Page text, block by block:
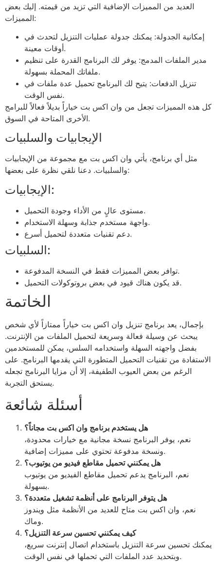
العديد من المميزات الإضافية التي تزيد من قيمته. إليك بعض
المميزات:
إمكانية الجدولة: يمكنك جدولة عمليات التنزيل لتحدث في
أوقات معينة.
مدير الملفات المدمج: يوفر لك البرنامج القدرة على تنظيم
ملفاتك المحملة بسهولة.
تنزيل الدفعات: يتيح لك البرنامج تحميل عدة ملفات في
نفس الوقت.
كل هذه المميزات تجعل من وان اكس بت خياراً بديلاً فعالاً للبرامج
الأخرى المتاحة في السوق.
الإيجابيات والسلبيات
مثل أي برنامج، يأتي وان اكس بت مع مجموعة من الإيجابيات
والسلبيات. دعنا نلقي نظرة على بعضها:
الإيجابيات:
مستوى عالٍ من الأداء وجودة التحميل.
واجهة مستخدم جذابة وسهلة الاستخدام.
دعم تقنيات متعددة لتحميل أسرع.
السلبيات:
توافر بعض المميزات فقط في النسخة المدفوعة.
قد يكون هناك قيود في بعض بروتوكولات التحميل.
الخاتمة
بإجمال، يعد برنامج تنزيل وان اكس بت خياراً ممتازاً لأي شخص
يبحث عن وسيلة فعالة وسريعة لتحميل الملفات من الإنترنت.
بفضل واجهته السهلة واستخدامه السلس، يمكن للمستخدمين
الاستفادة من تقنيات التحميل المتطورة التي يقدمها البرنامج. على
الرغم من بعض العيوب الطفيفة، إلا أن مزايا البرنامج تجعله
يستحق التجربة.
أسئلة شائعة
هل يستخدم برنامج وان اكس بت مجاناً؟
نعم، يوفر البرنامج نسخة مجانية مع خيارات محدودة،
ونسخة مدفوعة تحتوي على مميزات إضافية.
هل يمكنني تحميل مقاطع فيديو من يوتيوب؟
نعم، البرنامج يدعم تحميل مقاطع الفيديو من يوتيوب
بسهولة.
هل يتوفر البرنامج على أنظمة تشغيل متعددة؟
نعم، وان اكس بت متاح للعديد من الأنظمة مثل ويندوز
وماك.
كيف يمكنني تحسين سرعة التنزيل؟
يمكنك تحسين سرعة التنزيل باستخدام اتصال إنترنت سريع،
وبتحديد عدد الملفات التي تحملها في نفس الوقت.